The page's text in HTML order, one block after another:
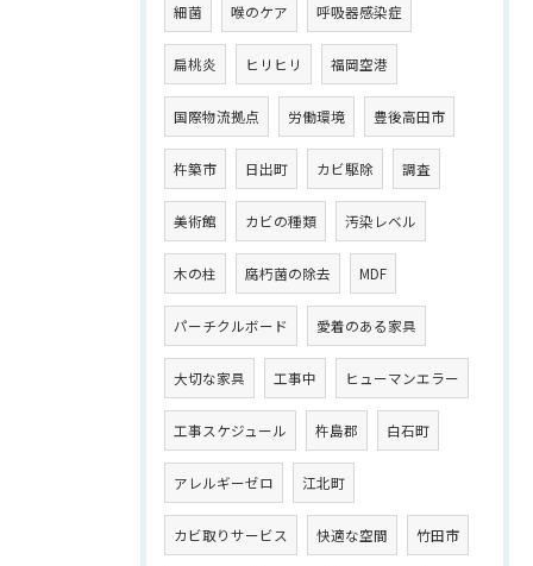
細菌 喉のケア 呼吸器感染症
扁桃炎 ヒリヒリ 福岡空港
国際物流拠点 労働環境 豊後高田市
杵築市 日出町 カビ駆除 調査
美術館 カビの種類 汚染レベル
木の柱 腐朽菌の除去 MDF
パーチクルボード 愛着のある家具
大切な家具 工事中 ヒューマンエラー
工事スケジュール 杵島郡 白石町
アレルギーゼロ 江北町
カビ取りサービス 快適な空間 竹田市